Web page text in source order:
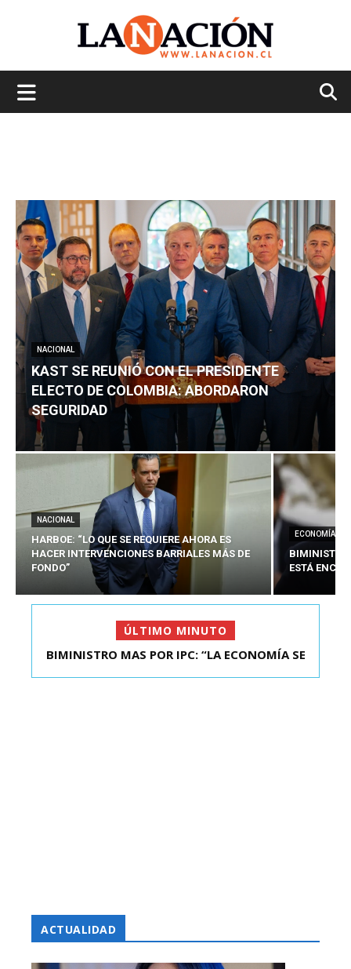
NACIONAL
KAST SE REUNIÓ CON EL PRESIDENTE
ELECTO DE COLOMBIA: ABORDARON
SEGURIDAD
NACIONAL
HARBOE: “LO QUE SE REQUIERE AHORA ES
HACER INTERVENCIONES BARRIALES MÁS DE
FONDO”
ECONOMÍA
BIMINISTRO
ESTÁ
ÚLTIMO MINUTO
KAST SE REUNIÓ CON EL PRESIDENTE ELECTO DE
BIMINISTRO MAS POR IPC: “LA ECONOMÍA SE
ACTUALIDAD